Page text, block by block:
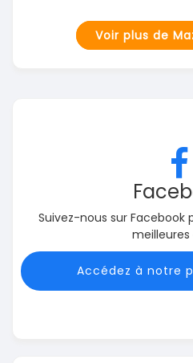
Voir plus de
Suivez-nous sur Facebook
Accédez à notre